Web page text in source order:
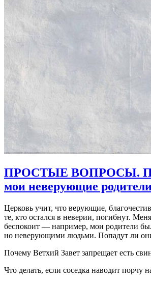
ПРОСТЫЕ ВОПРОСЫ.
мои неверующие
Церковь учит, что верующие,
те, кто остался в неверии, погибнут.
беспокоит — например, мои родители
но неверующими людьми. Попадут ли
Почему Ветхий Завет запрещает есть
Что делать, если соседка наводит порчу